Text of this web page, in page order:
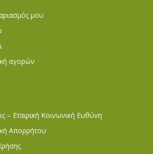
μου
αγορών
– Εταιρική Κοινωνική Ευθύνη
Απορρήτου